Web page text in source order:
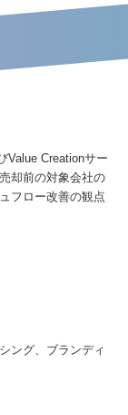
Value Creationサー
却前の対象会社の
フロー改善の観点
ング、ブランディ